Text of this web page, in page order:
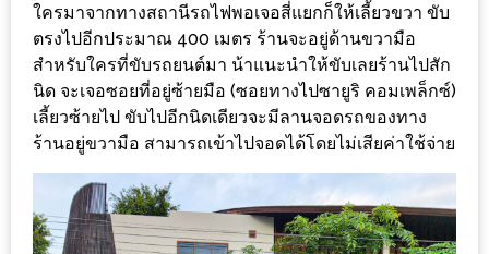
16
ร้าน
อร่อย
ที่
ต้อง
มา
ลอง
ถนน
ใครมาจากทางสถานีรถไฟพอเจอสี่แยกก็ให้เลี้ยวขวา ขับ
ตรงไปอีกประมาณ 400 เมตร ร้านจะอยู่ด้านขวามือ
สำหรับใครที่ขับรถยนต์มา น้าแนะนำให้ขับเลยร้านไปสัก
นิด จะเจอซอยที่อยู่ซ้ายมือ (ซอยทางไปซายูริ คอมเพล็กซ์)
เลี้ยวซ้ายไป ขับไปอีกนิดเดียวจะมีลานจอดรถของทาง
ร้านอยู่ขวามือ สามารถเข้าไปจอดได้โดยไม่เสียค่าใช้จ่าย